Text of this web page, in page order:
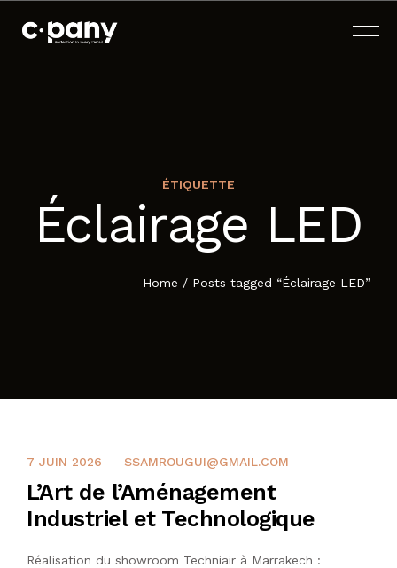
ACCUEIL
ÉTIQUETTE
Éclairage LED
Home / Posts tagged “Éclairage LED”
7 JUIN 2026 SSAMROUGUI@GMAIL.COM
L’Art de l’Aménagement
Industriel et Technologique
Réalisation du showroom Techniair à Marrakech :